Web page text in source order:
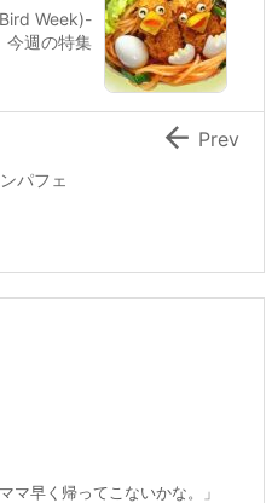
Week)-
今週の特集
パフェ
 Prev
マ早く帰ってこないかな。」